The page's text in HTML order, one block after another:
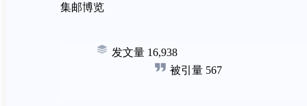
集邮博览
发文量 16,938
被引量 567